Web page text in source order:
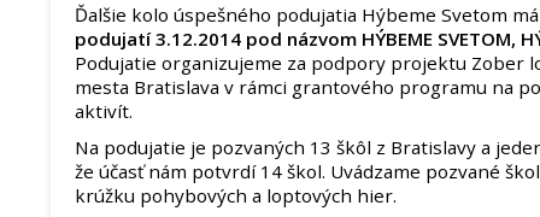
Ďalšie kolo úspešného podujatia Hýbeme Svetom
podujatí 3.12.2014 pod názvom HÝBEME SVETOM,
Podujatie organizujeme za podpory projektu Zober
mesta Bratislava v rámci grantového programu na
aktivít.
Na podujatie je pozvaných 13 škôl z Bratislavy a
že účasť nám potvrdí 14 škol. Uvádzame pozvané
krúžku pohybových a loptových hier.